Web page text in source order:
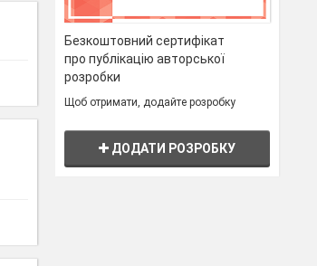
Безкоштовний сертифікат
про публікацію авторської
розробки
Щоб отримати, додайте розробку
ДОДАТИ РОЗРОБКУ